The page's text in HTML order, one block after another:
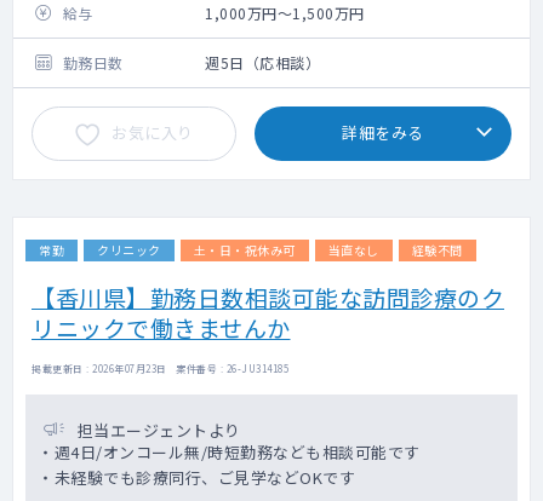
も可能であればお願いします。
給与 1,000万円～1,500万円
勤務日数 週5日（応相談）
お気に入り 詳細をみる
常勤 クリニック 土・日・祝休み可 当直なし 経験不問
【香川県】勤務日数相談可能な訪問診療のク
リニックで働きませんか
掲載更新日 : 2026年07月23日 案件番号 : 26-JU314185
担当エージェントより
・週4日/オンコール無/時短勤務なども相談可能です
・未経験でも診療同行、ご見学などOKです